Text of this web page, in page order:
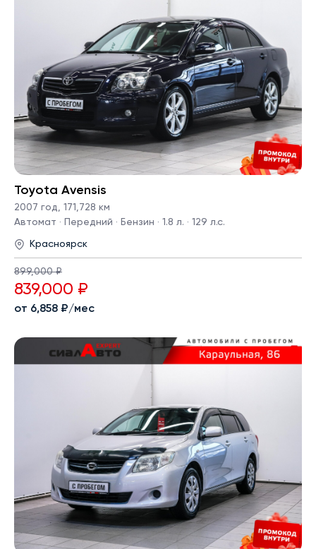
Toyota Avensis
2007 год, 171,728 км
Автомат · Передний · Бензин · 1.8 л. · 129 л.с.
Красноярск
899,000 ₽
839,000 ₽
от 6,858 ₽/мес